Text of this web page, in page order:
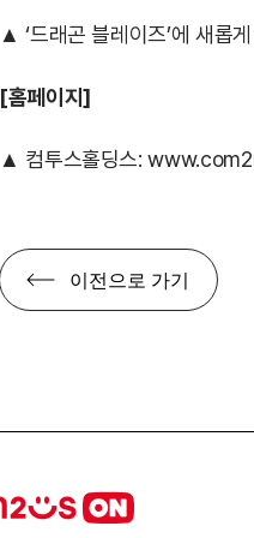
▲ ‘드래곤 블레이즈’에 새롭
[홈페이지]
▲ 컴투스홀딩스:
이전으로 가기